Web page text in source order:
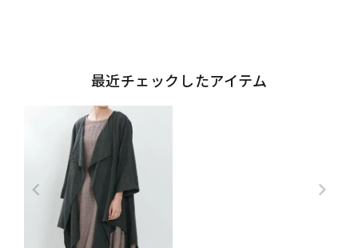
最近チェックしたアイテム